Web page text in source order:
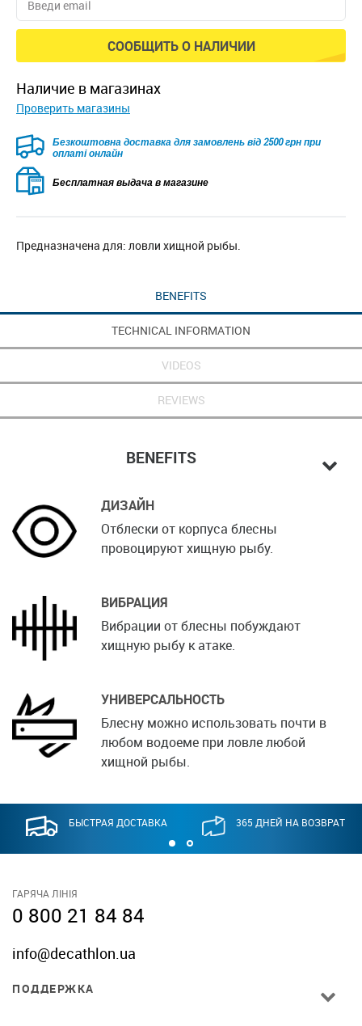
СООБЩИТЬ О НАЛИЧИИ
наличие в магазинах
Проверить магазины
Безкоштовна доставка для замовлень від 2500 грн при
оплаті онлайн
Бесплатная выдача в магазине
Предназначена для: ловли хищной рыбы.
BENEFITS
TECHNICAL INFORMATION
VIDEOS
REVIEWS
BENEFITS
ДИЗАЙН
Отблески от корпуса блесны
провоцируют хищную рыбу.
ВИБРАЦИЯ
Вибрации от блесны побуждают
хищную рыбу к атаке.
УНИВЕРСАЛЬНОСТЬ
Блесну можно использовать почти в
любом водоеме при ловле любой
хищной рыбы.
БЫСТРАЯ ДОСТАВКА 365 ДНЕЙ НА ВОЗВРАТ
ГАРЯЧА ЛІНІЯ
0 800 21 84 84
info@decathlon.ua
ПОДДЕРЖКА